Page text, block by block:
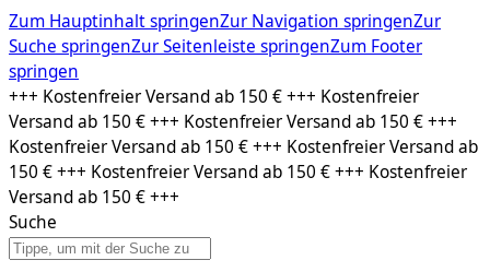
Zum Hauptinhalt springenZur Navigation springenZur
Suche springenZur Seitenleiste springenZum Footer
springen
Zum
Inhalt
springen
+++ Kostenfreier Versand ab 150 € +++ Kostenfreier
Versand ab 150 € +++ Kostenfreier Versand ab 150 € +++
Kostenfreier Versand ab 150 € +++ Kostenfreier Versand ab
150 € +++ Kostenfreier Versand ab 150 € +++ Kostenfreier
Versand ab 150 € +++
Suche